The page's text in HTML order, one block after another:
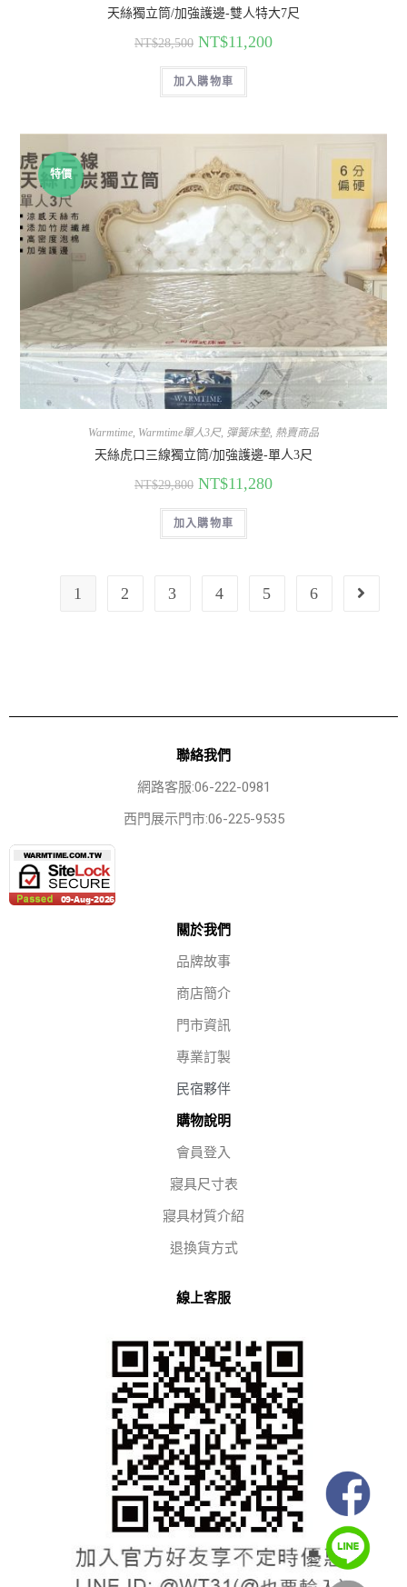
天絲獨立筒/加強護邊-雙人特大7尺
NT$28,500 NT$11,200
加入購物車
特價
Warmtime, Warmtime單人3尺, 彈簧床墊, 熱賣商品
天絲虎口三線獨立筒/加強護邊-單人3尺
NT$29,800 NT$11,280
加入購物車
1 2 3 4 5 6
聯絡我們
網路客服:06-222-0981
西門展示門市:06-225-9535
關於我們
品牌故事
商店簡介
門市資訊
專業訂製
民宿夥伴
購物說明
會員登入
寢具尺寸表
寢具材質介紹
退換貨方式
線上客服